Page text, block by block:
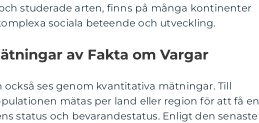
studerade arten, finns på många kontinenter
sociala beteende och utveckling.
av Fakta om Vargar
också ses genom kvantitativa mätningar. Till
mätas per land eller region för att få en
status och bevarandestatus. Enligt den senaste